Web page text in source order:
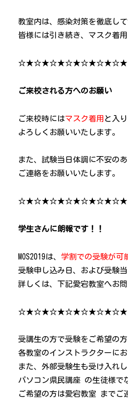
教室内は、感染対策を徹底し
皆様には引き続き、マスク着
ご来校される方へのお願い
ご来校時にはマスク着用と入
よろしくお願いいたします。
また、試験当日体調に不安の
ご連絡をお願いいたします。
学生さんに朗報です！！
MOS2019は、 学割での受験が可
受験申し込み日、および受験
詳しくは、下記愛宕教室へお問
受講生の方で受験をご希望の方
各教室のインストラクターにお
また、外部受験生も受け入れし
パソコン県民講座 の生徒様で
ご希望の方は愛宕教室 までご